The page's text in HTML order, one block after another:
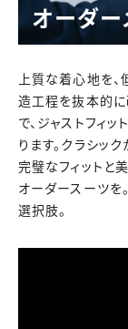
オーダ
上質な着心地を、
造工程を抜本的
で、ジャストフィ
ります。クラシッ
完璧なフィットと
オーダースーツを
選択肢。